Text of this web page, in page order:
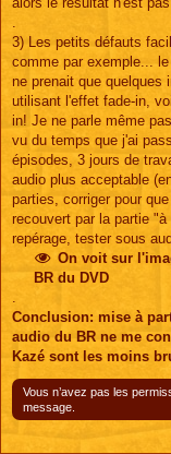
3) Les petits défauts
comme par exemple...
ne prenait que quelques
utilisant l'effet fade-in,
in! Je ne parle même
vu du temps que j'ai
épisodes, 3 jours de
audio plus acceptable
parties, corriger pour
recouvert par la partie
repérage, tester sous
On voit sur
BR du DVD
Conclusion: mise à
audio du BR ne me
Kazé sont les moins
Vous n’avez pas les
message.